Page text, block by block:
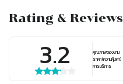
Rating & Reviews
3.2 คุณภาพของงาน
ราคา (ความคุ้มค่า)
การบริการ